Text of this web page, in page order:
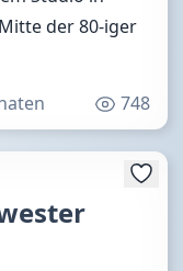
der 80-iger
748